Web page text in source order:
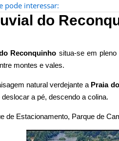
pode interessar:
do
Reconquinho situa-se em
montes e vales.
natural verdejante a Praia
a pé, descendo a colina.
de Estacionamento, Parque de